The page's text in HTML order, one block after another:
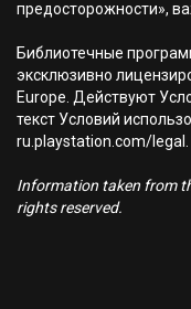
предосторожности»,
Библиотечные
эксклюзивно
Europe. Действуют
текст Условий
ru.playstation.com/legal.
Information taken from
rights reserved.